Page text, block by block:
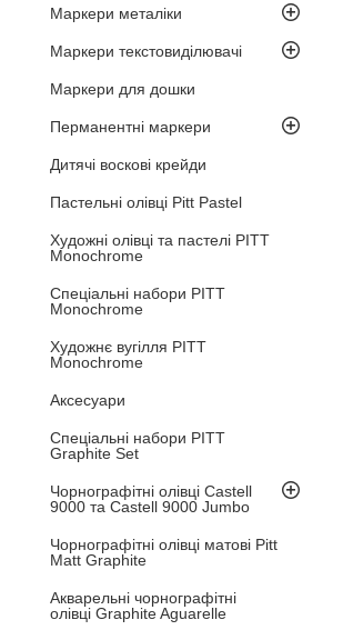
Маркери металіки
Маркери текстовиділювачі
Маркери для дошки
Перманентні маркери
Дитячі воскові крейди
Пастельні олівці Pitt Pastel
Художні олівці та пастелі PITT
Monochrome
Спеціальні набори PITT
Monochrome
Художнє вугілля PITT
Monochrome
Аксесуари
Спеціальні набори PITT
Graphite Set
Чорнографітні олівці Castell
9000 та Castell 9000 Jumbo
Чорнографітні олівці матові Pitt
Matt Graphite
Акварельні чорнографітні
олівці Graphite Aguarelle